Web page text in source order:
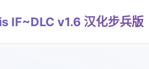
IF~DLC v1.6 汉化步兵版